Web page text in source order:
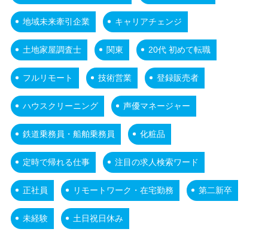
地域未来牽引企業 キャリアチェンジ
土地家屋調査士 関東 20代 初めて転職
フルリモート 技術営業 登録販売者
ハウスクリーニング 声優マネージャー
鉄道乗務員・船舶乗務員 化粧品
定時で帰れる仕事 注目の求人検索ワード
正社員 リモートワーク・在宅勤務 第二新卒
未経験 土日祝日休み